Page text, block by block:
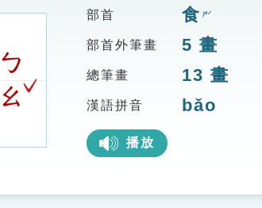
圖
圖
ㄅ
ㄠ
ˇ
部首 食 ㄕˊ
部首外筆畫 5 畫
總筆畫 13 畫
漢語拼音 bǎo
播放